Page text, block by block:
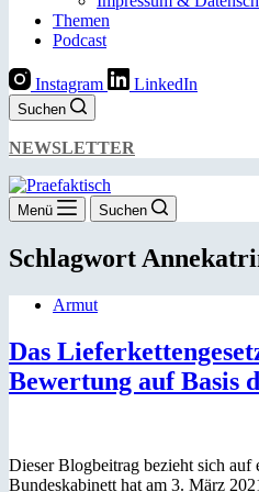
Themen
Podcast
Instagram LinkedIn
Suchen
NEWSLETTER
Menü Suchen
Schlagwort
Armut
Das
Bewertung auf Basis
Dieser Blogbeitrag bezieht sich
Bundeskabinett hat am 3. März